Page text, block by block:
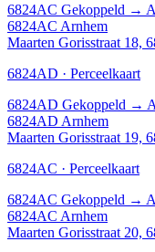
6824AC Gekoppeld →
6824AC Arnhem
Maarten Gorisstraat 18,
6824AD · Perceelkaart
6824AD Gekoppeld →
6824AD Arnhem
Maarten Gorisstraat 19,
6824AC · Perceelkaart
6824AC Gekoppeld →
6824AC Arnhem
Maarten Gorisstraat 20,